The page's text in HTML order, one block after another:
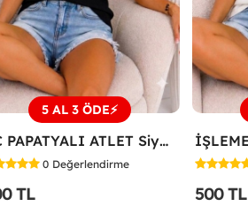
5 AL 3 ÖDE⚡
ÜÇ PAPATYALI ATLET Siyah
0 Değerlendirme
TL 500 TL